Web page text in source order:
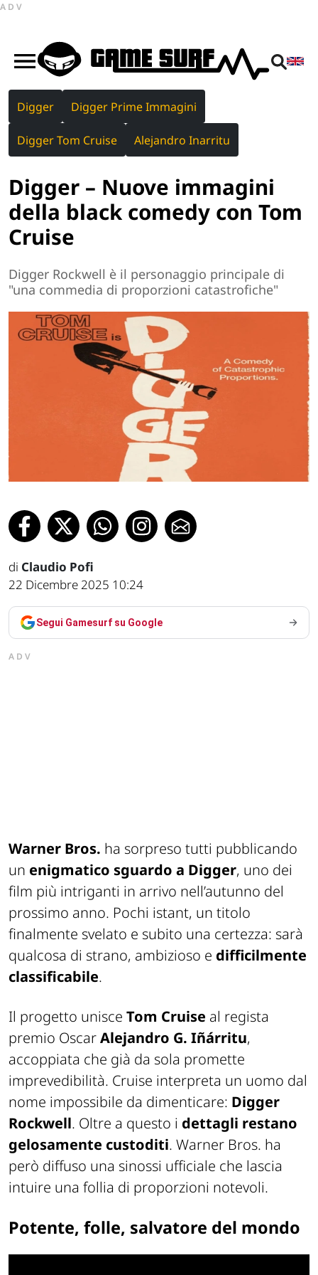
ADV
Digger Digger Prime Immagini
Digger Tom Cruise Alejandro Inarritu
Digger – Nuove immagini
della black comedy con Tom
Cruise
Digger Rockwell è il personaggio principale di
"una commedia di proporzioni catastrofiche"
di Claudio Pofi
22 Dicembre 2025 10:24
Segui Gamesurf su Google
ADV
Warner Bros. ha sorpreso tutti pubblicando
un enigmatico sguardo a Digger, uno dei
film più intriganti in arrivo nell’autunno del
prossimo anno. Pochi istant, un titolo
finalmente svelato e subito una certezza: sarà
qualcosa di strano, ambizioso e difficilmente
classificabile.
Il progetto unisce Tom Cruise al regista
premio OscarAlejandro G. Iñárritu,
accoppiata che già da sola promette
imprevedibilità. Cruise interpreta un uomo dal
nome impossibile da dimenticare: Digger
Rockwell. Oltre a questo i dettagli restano
gelosamente custoditi. Warner Bros. ha
però diffuso una sinossi ufficiale che lascia
intuire una follia di proporzioni notevoli.
Potente, folle, salvatore del mondo